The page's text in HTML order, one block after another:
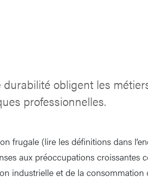
durabilité obligent les
professionnelles.
frugale (lire les définitions dans
aux préoccupations croissantes
industrielle et de la consommation